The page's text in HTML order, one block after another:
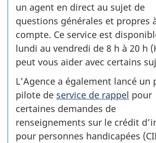
un agent en direct au sujet de
questions générales et propres
compte. Ce service est
lundi au vendredi de 8 h à 20 h
peut vous aider avec certains
L’Agence a également lancé un
pilote de service de rappel pour
certaines demandes de
renseignements sur le crédit
pour personnes handicapées